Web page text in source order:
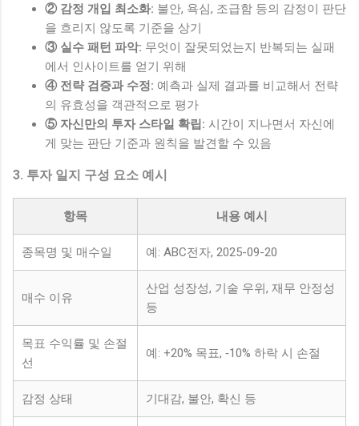
② 감정 개입 최소화: 불안, 욕심, 조급함 등의 감정이 판단
을 흐리지 않도록 기준을 상기
③ 실수 패턴 파악: 무엇이 잘못되었는지 반복되는 실패
에서 인사이트를 얻기 위해
④ 전략 검증과 수정: 예측과 실제 결과를 비교해서 전략
의 유효성을 객관적으로 평가
⑤ 자신만의 투자 스타일 확립: 시간이 지나면서 자신에
게 맞는 판단 기준과 원칙을 발견할 수 있음
3. 투자 일지 구성 요소 예시
항목 내용 예시
종목명 및 매수일 예: ABC전자, 2025-09-20
매수 이유
산업 성장성, 기술 우위, 재무 안정성
등
목표 수익률 및 손절
선
예: +20% 목표, ‐10% 하락 시 손절
감정 상태 기대감, 불안, 확신 등